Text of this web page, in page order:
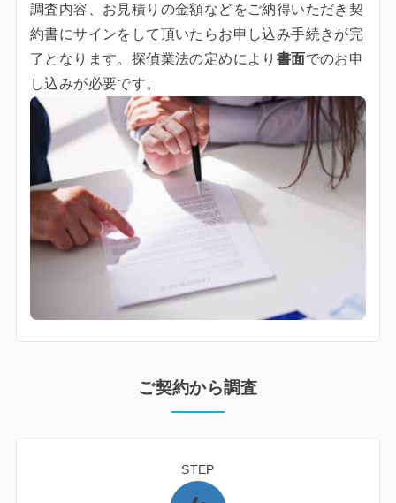
調査内容、お見積りの金額などをご納得いただき契
約書にサインをして頂いたらお申し込み手続きが完
了となります。探偵業法の定めにより 書面でのお申
し込みが必要です。
ご契約から調査
STEP